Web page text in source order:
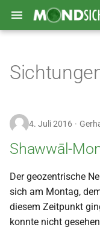
e
w
r
Deutschland 1400-
2024
2023
2022
2021
4. Juli 2016
Shawwāl-
Der geozentrische
sich am Montag,
diesem Zeitpunkt
konnte nicht